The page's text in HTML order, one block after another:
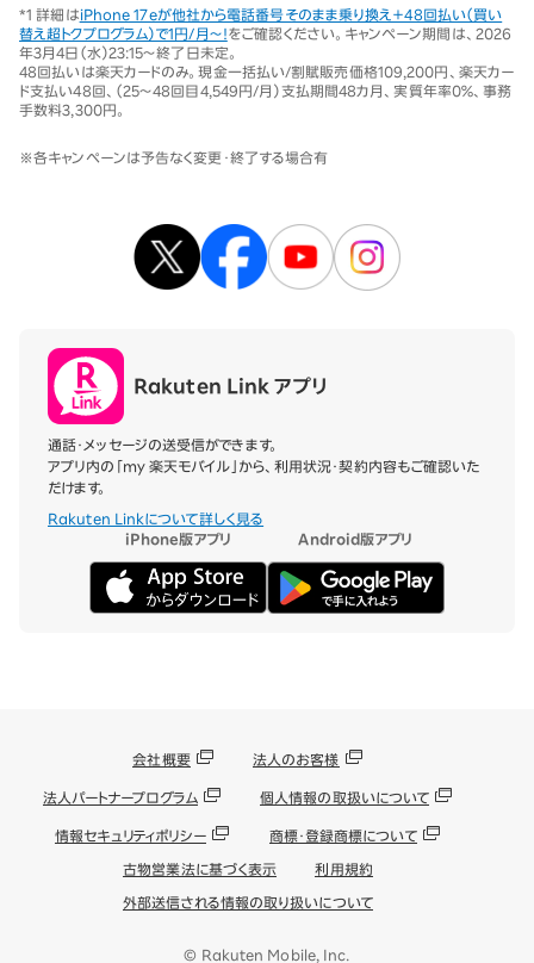
*1 詳細はiPhone 17eが他社から電話番号そのまま乗り換え＋48回払い（買い
替え超トクプログラム）で1円/月～！をご確認ください。キャンペーン期間は、2026
年3月4日（水）23:15～終了日未定。
48回払いは楽天カードのみ。現金一括払い/割賦販売価格109,200円、楽天カー
ド支払い48回、（25～48回目4,549円/月）支払期間48カ月、実質年率0％、事務
手数料3,300円。
※各キャンペーンは予告なく変更・終了する場合有
Rakuten Link アプリ
通話・メッセージの送受信ができます。
アプリ内の「my 楽天モバイル」から、利用状況・契約内容もご確認いた
だけます。
Rakuten Linkについて詳しく見る
iPhone版アプリ
Android版アプリ
会社概要 法人のお客様
法人パートナープログラム 個人情報の取扱いについて
情報セキュリティポリシー 商標・登録商標について
古物営業法に基づく表示 利用規約
外部送信される情報の取り扱いについて
© Rakuten Mobile, Inc.